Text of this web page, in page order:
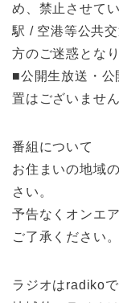
め、禁止させて
駅 / 空港等公共
方のご迷惑とな
■公開生放送・
置はございませ
番組について
お住まいの地域
さい。
予告なくオンエ
ご了承ください。
ラジオはradikoで